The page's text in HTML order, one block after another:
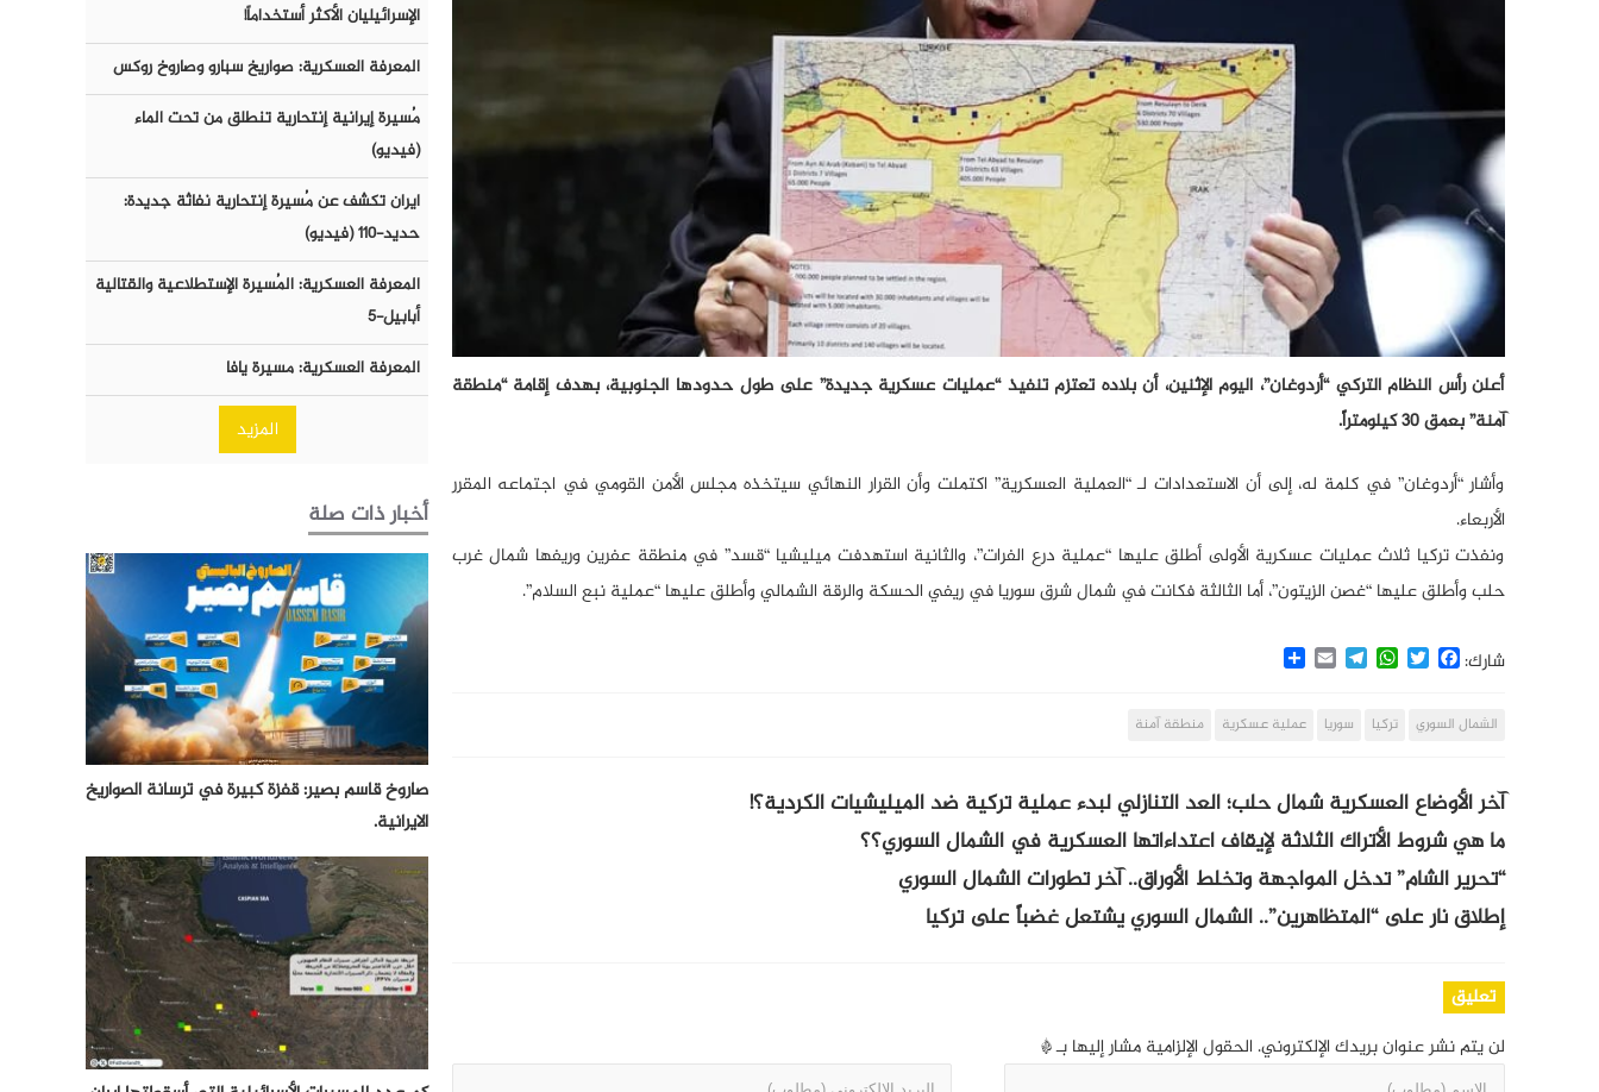
أعلن رأس النظام التركي “أردوغان”، اليوم الإثنين، أن بلاده تعتزم تنفيذ “عمليات عسكرية جديدة” على طول حدودها الجنوبية، بهدف إقامة “منطقة
آمنة” بعمق 30 كيلومتراً.
وأشار “أردوغان” في كلمة له، إلى أن الاستعدادات لـ “العملية العسكرية” اكتملت وأن القرار النهائي سيتخذه مجلس الأمن القومي في اجتماعه المقرر
الأربعاء.
ونفذت تركيا ثلاث عمليات عسكرية الأولى أطلق عليها “عملية درع الفرات”، والثانية استهدفت ميليشيا “قسد” في منطقة عفرين وريفها شمال غرب
حلب وأطلق عليها “غصن الزيتون”، أما الثالثة فكانت في شمال شرق سوريا في ريفي الحسكة والرقة الشمالي وأطلق عليها “عملية نبع السلام”.
شارك: Facebook
Twitter
WhatsApp
Telegram
Email
الشمال السوري تركيا سوريا عملية عسكرية منطقة آمنة
آخر الأوضاع العسكرية شمال حلب؛ العد التنازلي لبدء عملية تركية ضد الميليشيات الكردية؟!
ما هي شروط الأتراك الثلاثة لإيقاف اعتداءاتها العسكرية في الشمال السوري؟؟
“تحرير الشام” تدخل المواجهة وتخلط الأوراق.. آخر تطورات الشمال السوري
إطلاق نار على “المتظاهرين”.. الشمال السوري يشتعل غضباً على تركيا
تعليق
لن يتم نشر عنوان بريدك الإلكتروني. الحقول الإلزامية مشار إليها بـ*
الإسرائيليان الأكثر أستخداماً!
المعرفة العسكرية: صواريخ سبارو وصاروخ روكس
مُسيرة إيرانية إنتحارية تنطلق من تحت الماء
(فيديو)
ايران تكشف عن مُسيرة إنتحارية نفاثة جديدة:
حديد-١١٠ (فيديو)
المعرفة العسكرية: المُسيرة الإستطلاعية والقتالية
أبابيل-٥
المعرفة العسكرية: مسيرة يافا
المزيد
أخبار ذات صلة
صاروخ قاسم بصير: قفزة كبيرة في ترسانة الصواريخ
الايرانية.